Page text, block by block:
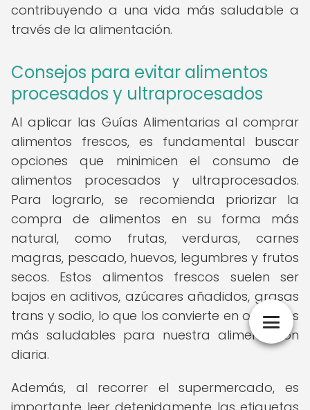
contribuyendo a una vida más saludable a
través de la alimentación.
Consejos para evitar alimentos
procesados y ultraprocesados
Al aplicar las Guías Alimentarias al comprar
alimentos frescos, es fundamental buscar
opciones que minimicen el consumo de
alimentos procesados y ultraprocesados.
Para lograrlo, se recomienda priorizar la
compra de alimentos en su forma más
natural, como frutas, verduras, carnes
magras, pescado, huevos, legumbres y frutos
secos. Estos alimentos frescos suelen ser
bajos en aditivos, azúcares añadidos, grasas
trans y sodio, lo que los convierte en opciones
más saludables para nuestra alimentación
diaria.
Además, al recorrer el supermercado, es